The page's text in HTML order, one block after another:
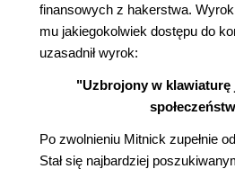
finansowych z hakerstwa.
mu jakiegokolwiek dostępu do
uzasadnił wyrok:
"Uzbrojony w klawiaturę
Po zwolnieniu Mitnick zupełnie
Stał się najbardziej